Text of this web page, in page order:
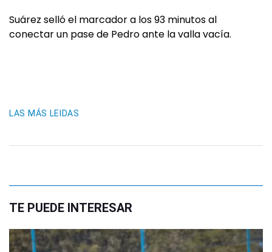
Suárez selló el marcador a los 93 minutos al
conectar un pase de Pedro ante la valla vacía.
LAS MÁS LEIDAS
TE PUEDE INTERESAR